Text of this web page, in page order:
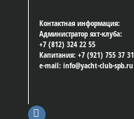
Контактная информация:
Администратор яхт-клуба:
+7 (812) 324 22 55
Капитания: +7 (921) 755 37 31
e-mail: info@yacht-club-spb.ru